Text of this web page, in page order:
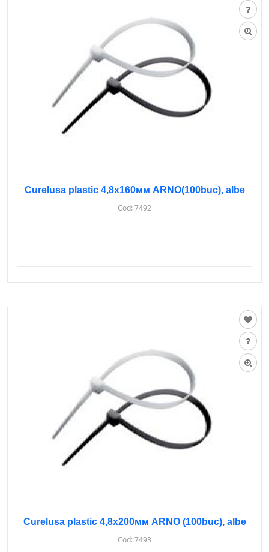
Curelusa plastic 4,8х160мм ARNO(100buc), albe
Cod:7492
Curelusa plastic 4,8х200мм ARNO (100buc), albe
Cod:7493